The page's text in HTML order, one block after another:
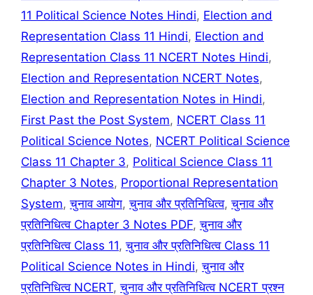
11 Political Science Notes Hindi, Election and
Representation Class 11 Hindi, Election and
Representation Class 11 NCERT Notes Hindi,
Election and Representation NCERT Notes,
Election and Representation Notes in Hindi,
First Past the Post System, NCERT Class 11
Political Science Notes, NCERT Political Science
Class 11 Chapter 3, Political Science Class 11
Chapter 3 Notes, Proportional Representation
System,चुनाव आयोग,चुनाव और प्रतिनिधित्व,चुनाव और
प्रतिनिधित्व Chapter 3 Notes PDF,चुनाव और
प्रतिनिधित्व Class 11,चुनाव और प्रतिनिधित्व Class 11
Political Science Notes in Hindi,चुनाव और
प्रतिनिधित्व NCERT,चुनाव और प्रतिनिधित्व NCERT प्रश्न